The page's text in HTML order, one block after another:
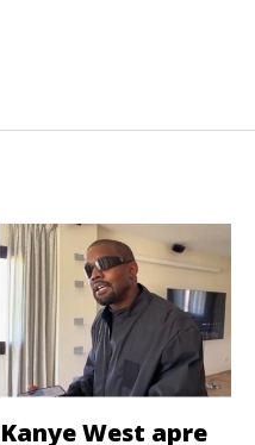
Kanye West apre